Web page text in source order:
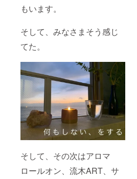
もいます。
そして、みなさまそう感じ
てた。
そして、その次はアロマ
ロールオン、流木ART、サ